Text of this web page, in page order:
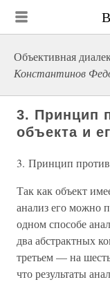
Объективная
Константинов
3. Принцип
объекта и
3. Принцип
Так как объект
анализ его можно
одном способе
два абстрактных
третьем — на
что результаты